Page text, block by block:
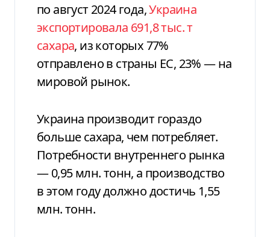
по август 2024 года,Украина
экспортировала 691,8 тыс. т
сахара, из которых 77%
отправлено в страны ЕС, 23% — на
мировой рынок.
Украина производит гораздо
больше сахара, чем потребляет.
Потребности внутреннего рынка
— 0,95 млн. тонн, а производство
в этом году должнодостичь 1,55
млн. тонн.